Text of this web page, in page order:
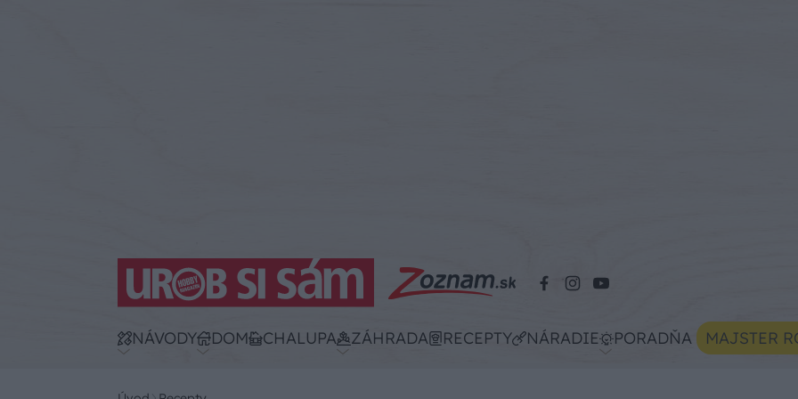
NÁVODY DOM CHALUPA ZÁHRADA RECEPTY NÁRADIE PORADŇA MAJSTER